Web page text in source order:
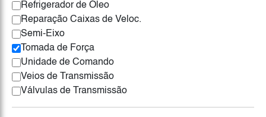
Refrigerador de Óleo
Reparação Caixas de Veloc.
Semi-Eixo
Tomada de Força
Unidade de Comando
Veios de Transmissão
Válvulas de Transmissão